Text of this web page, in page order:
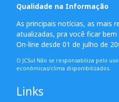
Qualidade na Informação
As principais notícias, as mais
atualizadas, pra você ficar
On-line desde 01 de julho de
O JCSul Não se responsabiliza pelo
econômicas/clima disponibilizados.
Links